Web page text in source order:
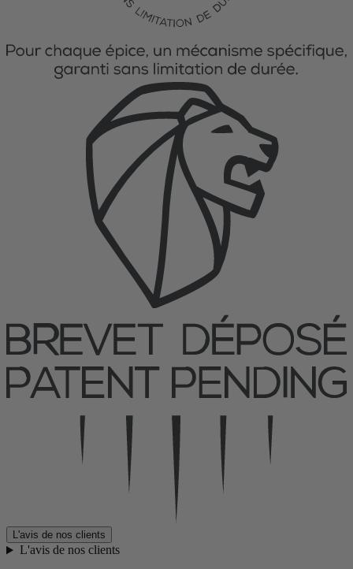
L'avis de nos clients
L'avis de nos clients